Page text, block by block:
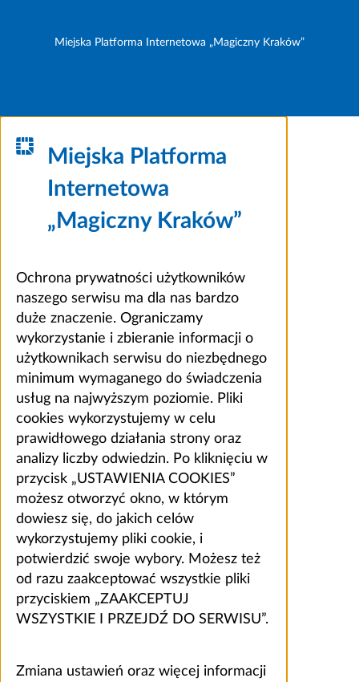
Miejska Platforma Internetowa „Magiczny Kraków”
Miejska Platforma
Internetowa
„Magiczny Kraków”
Ochrona prywatności użytkowników
naszego serwisu ma dla nas bardzo
duże znaczenie. Ograniczamy
wykorzystanie i zbieranie informacji o
użytkownikach serwisu do niezbędnego
minimum wymaganego do świadczenia
usług na najwyższym poziomie. Pliki
cookies wykorzystujemy w celu
prawidłowego działania strony oraz
analizy liczby odwiedzin. Po kliknięciu w
przycisk „USTAWIENIA COOKIES”
możesz otworzyć okno, w którym
dowiesz się, do jakich celów
wykorzystujemy pliki cookie, i
potwierdzić swoje wybory. Możesz też
od razu zaakceptować wszystkie pliki
przyciskiem „ZAAKCEPTUJ
WSZYSTKIE I PRZEJDŹ DO SERWISU”.
Zmiana ustawień oraz więcej informacji